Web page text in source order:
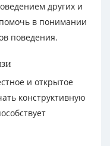
других и
в понимании
поведения.
и открытое
конструктивную